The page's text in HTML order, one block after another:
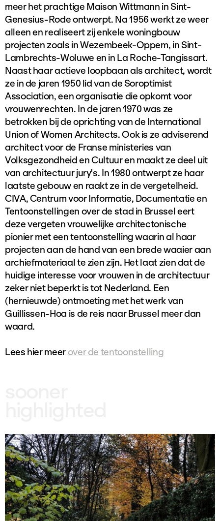
meer het prachtige Maison Wittmann in Sint-
Genesius-Rode ontwerpt. Na 1956 werkt ze weer
alleen en realiseert zij enkele woningbouw
projecten zoals in Wezembeek-Oppem, in Sint-
Lambrechts-Woluwe en in La Roche-Tangissart.
Naast haar actieve loopbaan als architect, wordt
ze in de jaren 1950 lid van de Soroptimist
Association, een organisatie die opkomt voor
vrouwenrechten. In de jaren 1970 was ze
betrokken bij de oprichting van de International
Union of Women Architects. Ook is ze adviserend
architect voor de Franse ministeries van
Volksgezondheid en Cultuur en maakt ze deel uit
van architectuur jury's. In 1980 ontwerpt ze haar
laatste gebouw en raakt ze in de vergetelheid.
CIVA, Centrum voor Informatie, Documentatie en
Tentoonstellingen over de stad in Brussel eert
deze vergeten vrouwelijke architectonische
pionier met een tentoonstelling waarin al haar
projecten aan de hand van een brede waaier aan
archiefmateriaal te zien zijn. Het laat zien dat de
huidige interesse voor vrouwen in de architectuur
zeker niet beperkt is tot Nederland. Een
(hernieuwde) ontmoeting met het werk van
Guillissen-Hoa is de reis naar Brussel meer dan
waard.
Lees hier meer over de tentoonstelling